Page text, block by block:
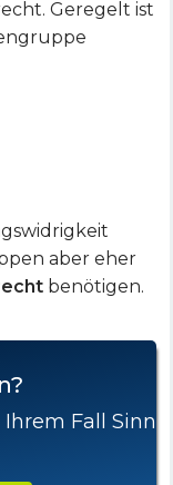
Geregelt ist
aber eher
benötigen.
Fall Sinn